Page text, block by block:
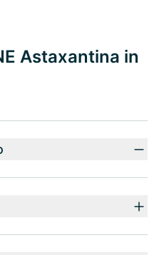
Astaxantina in